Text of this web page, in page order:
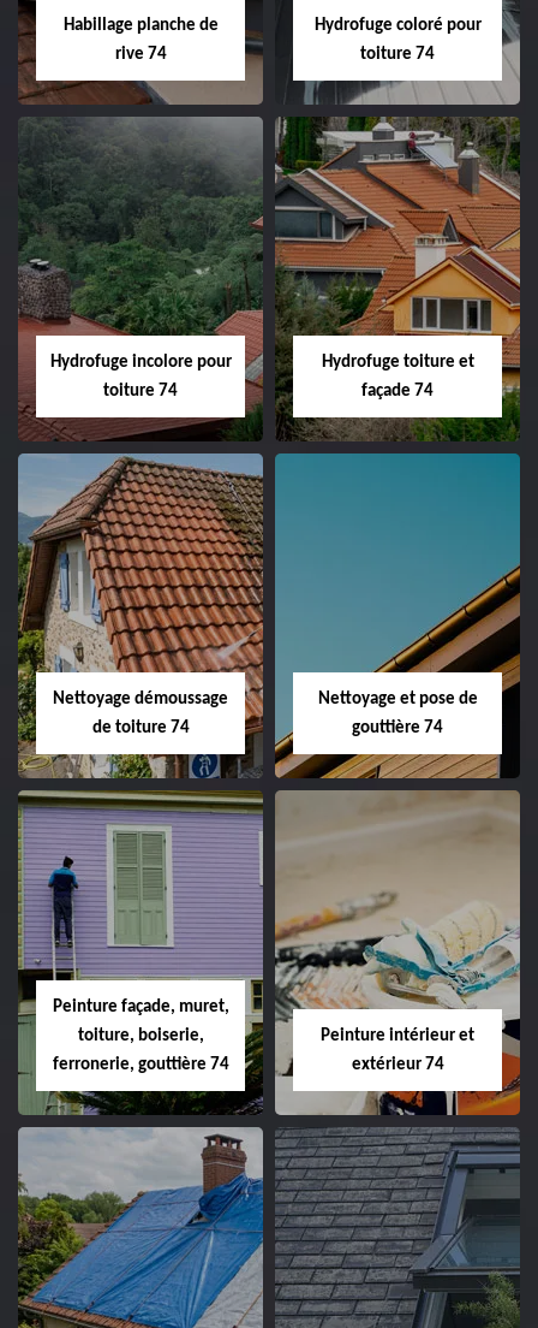
Habillage planche de
rive 74
Hydrofuge coloré pour
toiture 74
Hydrofuge incolore pour
toiture 74
Hydrofuge toiture et
façade 74
Nettoyage démoussage
de toiture 74
Nettoyage et pose de
gouttière 74
Peinture façade, muret,
toiture, boiserie,
ferronerie, gouttière 74
Peinture intérieur et
extérieur 74